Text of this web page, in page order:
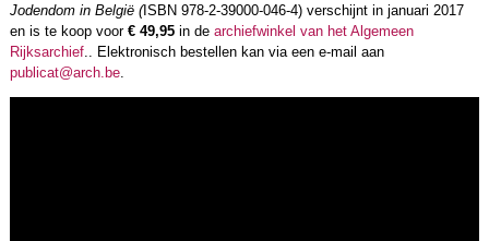
Jodendom in België (ISBN 978-2-39000-046-4) verschijnt in januari 2017
en is te koop voor € 49,95in de archiefwinkel van het Algemeen
Rijksarchief.. Elektronisch bestellen kan via een e-mail aan
publicat@arch.be.